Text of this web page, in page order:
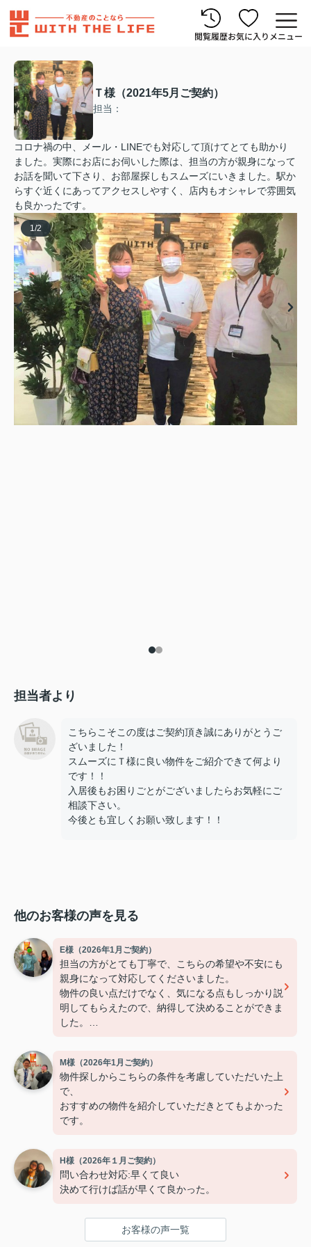
閲覧履歴お気に入り メニュー
Ｔ様（2021年5月ご契約）
担当：
コロナ禍の中、メール・LINEでも対応して頂けてとても助かり
ました。実際にお店にお伺いした際は、担当の方が親身になって
お話を聞いて下さり、お部屋探しもスムーズにいきました。駅か
らすぐ近くにあってアクセスしやすく、店内もオシャレで雰囲気
も良かったです。
1/2
担当者より
こちらこそこの度はご契約頂き誠にありがとうご
ざいました！
スムーズにＴ様に良い物件をご紹介できて何より
です！！
入居後もお困りごとがございましたらお気軽にご
相談下さい。
今後とも宜しくお願い致します！！
他のお客様の声を見る
E様（2026年1月ご契約）
担当の方がとても丁寧で、こちらの希望や不安にも
親身になって対応してくださいました。
物件の良い点だけでなく、気になる点もしっかり説
明してもらえたので、納得して決めることができま
した。
また引っ越しの機会があれば、ぜひお願いしたいで
す。
M様（2026年1月ご契約）
物件探しからこちらの条件を考慮していただいた上
で、
おすすめの物件を紹介していただきとてもよかった
です。
H様（2026年１月ご契約）
問い合わせ対応:早くて良い
決めて行けば話が早くて良かった。
お客様の声一覧